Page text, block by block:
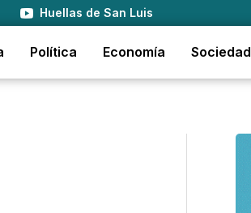
Huellas de San Luis
Política Economía Sociedad